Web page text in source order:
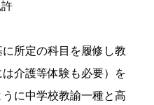
所定の科目を履修し教
介護等体験も必要）を
に中学校教諭一種と高